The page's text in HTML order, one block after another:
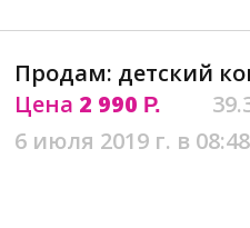
Продам: детский
Цена 2 990 Р.
6 июля 2019 г. в 08:48